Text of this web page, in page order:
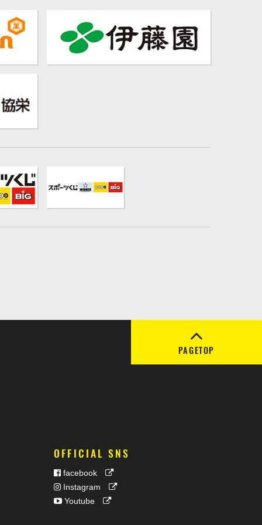
PAGETOP
OFFICIAL SNS
facebook
Instagram
Youtube